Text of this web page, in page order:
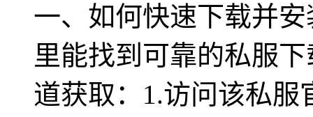
一、如何快速下载并
里能找到可靠的私服
道获取：1.访问该私